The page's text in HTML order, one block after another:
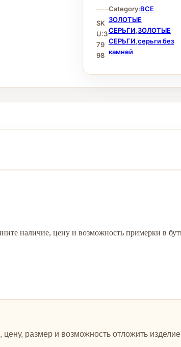
SK
U:3
79
98
Category:ВСЕ
ЗОЛОТЫЕ
СЕРЬГИ,ЗОЛОТЫЕ
СЕРЬГИ,серьги без
камней
наличие, цену и возможность примерки в
размер и возможность отложить